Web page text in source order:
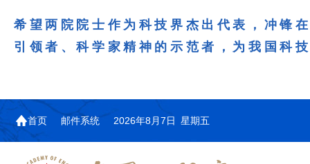
希望两院院士作为科技界杰出代表，冲锋
引领者、科学家精神的示范者，为我国科
首页 邮件系统 2026年8月7日 星期五